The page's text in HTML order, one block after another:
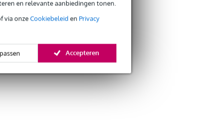
en relevante aanbiedingen tonen.
via onzeCookiebeleid en Privacy
Accepteren
namelijk niet. Zou dus handig zijn geweest als ze voor
leveren.